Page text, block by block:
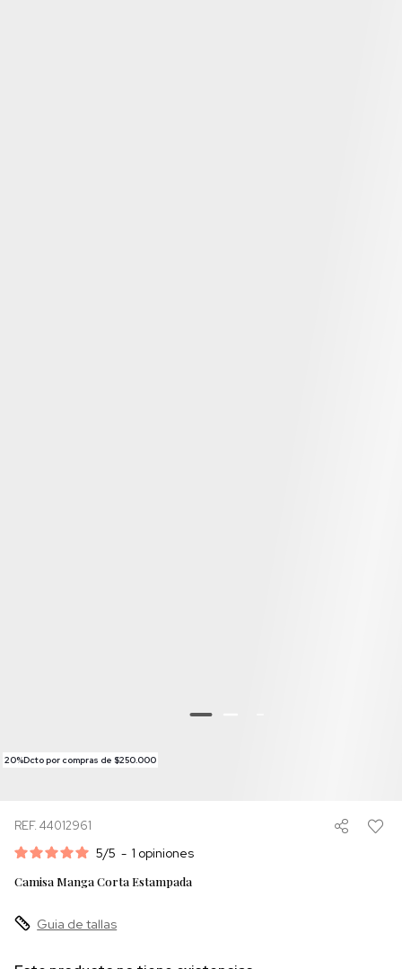
20%Dcto por compras de $250.000
REF. 44012961
5/5 - 1 opiniones
Camisa Manga Corta Estampada
Guia de tallas